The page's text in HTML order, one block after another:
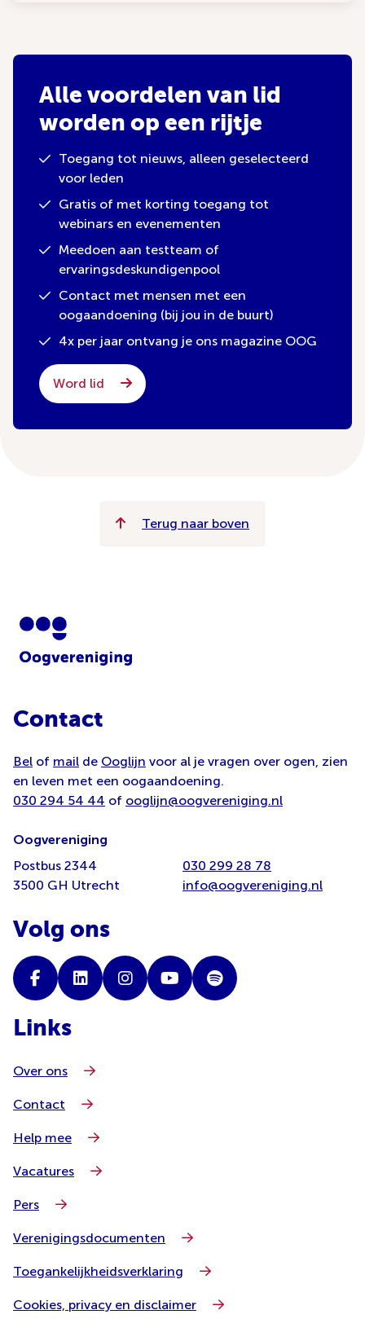
Alle voordelen van lid
worden op een rijtje
Toegang tot nieuws, alleen geselecteerd
voor leden
Gratis of met korting toegang tot
webinars en evenementen
Meedoen aan testteam of
ervaringsdeskundigenpool
Contact met mensen met een
oogaandoening (bij jou in de buurt)
4x per jaar ontvang je ons magazine OOG
Word lid
Terug naar boven
Contact
Bel of mail de Ooglijn voor al je vragen over ogen, zien
en leven met een oogaandoening.
030 294 54 44 of ooglijn@oogvereniging.nl
Oogvereniging
Postbus 2344
3500 GH Utrecht
030 299 28 78
info@oogvereniging.nl
Volg ons
Links
Over ons
Contact
Help mee
Vacatures
Pers
Verenigingsdocumenten
Toegankelijkheidsverklaring
Cookies, privacy en disclaimer